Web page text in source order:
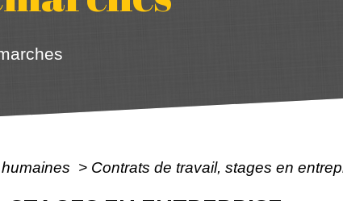
> Contrats de travail, stages en